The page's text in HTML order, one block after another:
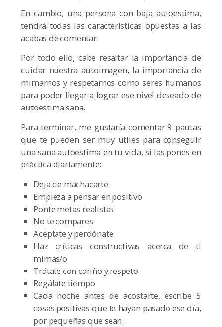
En cambio, una persona con baja autoestima,
tendrá todas las características opuestas a las
acabas de comentar.
Por todo ello, cabe resaltar la importancia de
cuidar nuestra autoimagen, la importancia de
mimarnos y respetarnos como seres humanos
para poder llegar a lograr ese nivel deseado de
autoestima sana.
Para terminar, me gustaría comentar 9 pautas
que te pueden ser muy útiles para conseguir
una sana autoestima en tu vida, si las pones en
práctica diariamente:
Deja de machacarte
Empieza a pensar en positivo
Ponte metas realistas
No te compares
Acéptate y perdónate
Haz críticas constructivas acerca de ti
mimas/o
Trátate con cariño y respeto
Regálate tiempo
Cada noche antes de acostarte, escribe 5
cosas positivas que te hayan pasado ese día,
por pequeñas que sean.